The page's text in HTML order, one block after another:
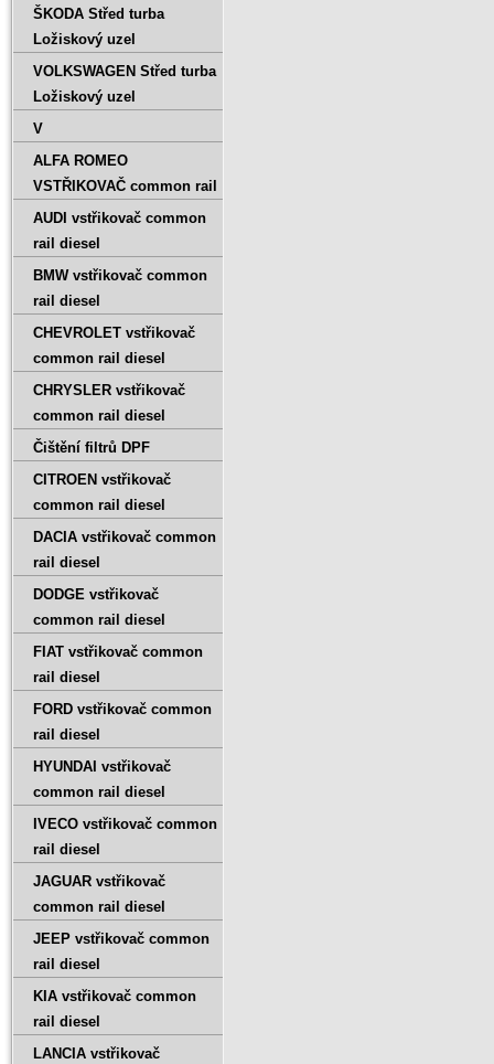
ŠKODA Střed turba
Ložiskový uzel
VOLKSWAGEN Střed turba
Ložiskový uzel
V
ALFA ROMEO
VSTŘIKOVAČ common rail
AUDI vstřikovač common
rail diesel
BMW vstřikovač common
rail diesel
CHEVROLET vstřikovač
common rail diesel
CHRYSLER vstřikovač
common rail diesel
Čištění filtrů DPF
CITROEN vstřikovač
common rail diesel
DACIA vstřikovač common
rail diesel
DODGE vstřikovač
common rail diesel
FIAT vstřikovač common
rail diesel
FORD vstřikovač common
rail diesel
HYUNDAI vstřikovač
common rail diesel
IVECO vstřikovač common
rail diesel
JAGUAR vstřikovač
common rail diesel
JEEP vstřikovač common
rail diesel
KIA vstřikovač common
rail diesel
LANCIA vstřikovač